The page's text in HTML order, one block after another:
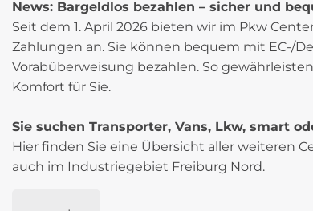
News: Bargeldlos bezahlen – sicher und
Seit dem 1. April 2026 bieten wir im Pkw
Zahlungen an. Sie können bequem mit EC-/
Vorabüberweisung bezahlen. So
Komfort für Sie.
Sie suchen Transporter, Vans, Lkw, smart
Hier finden Sie eine Übersicht aller weiteren
auch im Industriegebiet Freiburg Nord.